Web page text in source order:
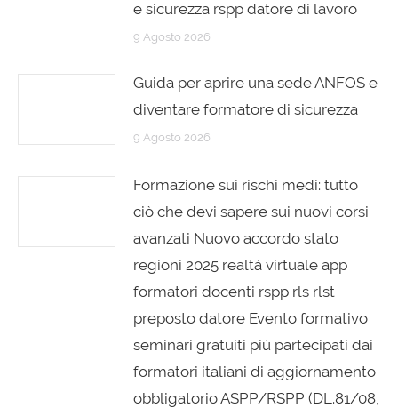
e sicurezza rspp datore di lavoro
9 Agosto 2026
Guida per aprire una sede ANFOS e
diventare formatore di sicurezza
9 Agosto 2026
Formazione sui rischi medi: tutto
ciò che devi sapere sui nuovi corsi
avanzati Nuovo accordo stato
regioni 2025 realtà virtuale app
formatori docenti rspp rls rlst
preposto datore Evento formativo
seminari gratuiti più partecipati dai
formatori italiani di aggiornamento
obbligatorio ASPP/RSPP (DL.81/08,